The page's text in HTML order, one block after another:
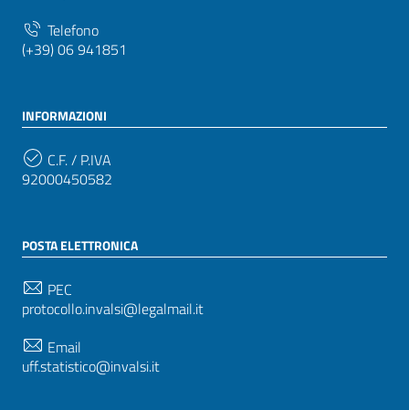
Telefono
(+39) 06 941851
INFORMAZIONI
C.F. / P.IVA
92000450582
POSTA ELETTRONICA
PEC
protocollo.invalsi@legalmail.it
Email
uff.statistico@invalsi.it